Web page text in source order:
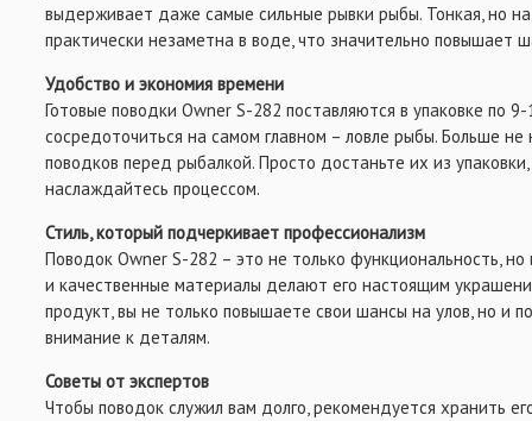
выдерживает даже самые сильные рывки рыбы. Тонкая, но
практически незаметна в воде, что значительно повышает
Удобство и экономия времени
Готовые поводки Owner S-282 поставляются в упаковке по
сосредоточиться на самом главном – ловле рыбы. Больше
поводков перед рыбалкой. Просто достаньте их из
наслаждайтесь процессом.
Стиль, который подчеркивает профессионализм
Поводок Owner S-282 – это не только функциональность, но
и качественные материалы делают его настоящим
продукт, вы не только повышаете свои шансы на улов, но и
внимание к деталям.
Советы от экспертов
Чтобы поводок служил вам долго, рекомендуется хранить